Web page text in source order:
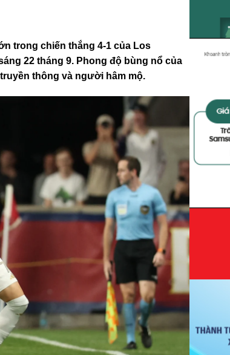
trong chiến thắng 4-1 của Los
22 tháng 9. Phong độ bùng nổ của
thông và người hâm mộ.